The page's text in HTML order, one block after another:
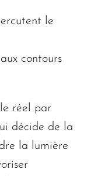
le
contours
réel par
décide de la
la lumière